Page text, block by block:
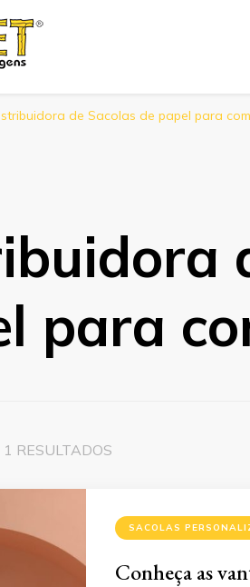
de Sacolas de papel para
para
RESULTADOS
SACOLAS
Conheça as